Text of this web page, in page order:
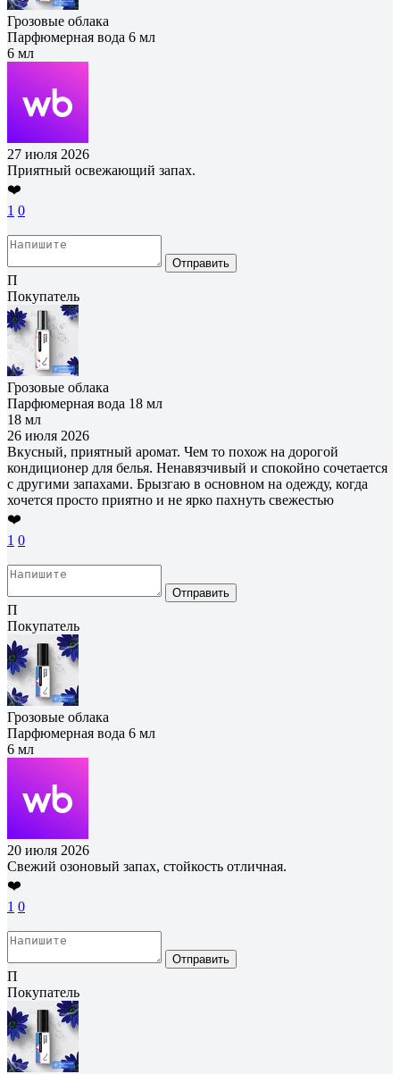
Грозовые облака
Парфюмерная вода 6 мл
6 мл
27 июля 2026
Приятный освежающий запах.
❤️
1 0
Отправить
П
Покупатель
Грозовые облака
Парфюмерная вода 18 мл
18 мл
26 июля 2026
Вкусный, приятный аромат. Чем то похож на дорогой
кондиционер для белья. Ненавязчивый и спокойно сочетается
с другими запахами. Брызгаю в основном на одежду, когда
хочется просто приятно и не ярко пахнуть свежестью
❤️
1 0
Отправить
П
Покупатель
Грозовые облака
Парфюмерная вода 6 мл
6 мл
20 июля 2026
Свежий озоновый запах, стойкость отличная.
❤️
1 0
Отправить
П
Покупатель